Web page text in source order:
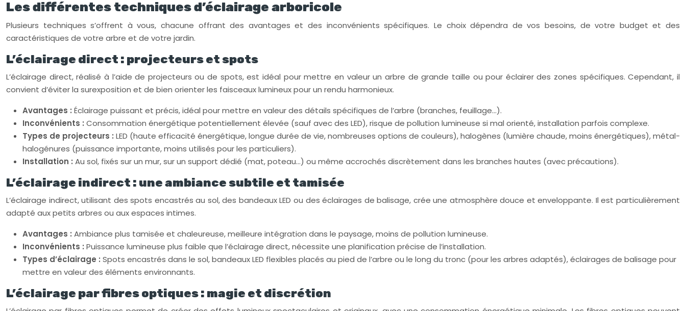
Les différentes techniques d’éclairage arboricole
Plusieurs techniques s’offrent à vous, chacune offrant des avantages et des inconvénients spécifiques. Le choix dépendra de vos besoins, de votre budget et des
caractéristiques de votre arbre et de votre jardin.
L’éclairage direct : projecteurs et spots
L’éclairage direct, réalisé à l’aide de projecteurs ou de spots, est idéal pour mettre en valeur un arbre de grande taille ou pour éclairer des zones spécifiques. Cependant, il
convient d’éviter la surexposition et de bien orienter les faisceaux lumineux pour un rendu harmonieux.
Avantages : Éclairage puissant et précis, idéal pour mettre en valeur des détails spécifiques de l’arbre (branches, feuillage…).
Inconvénients : Consommation énergétique potentiellement élevée (sauf avec des LED), risque de pollution lumineuse si mal orienté, installation parfois complexe.
Types de projecteurs : LED (haute efficacité énergétique, longue durée de vie, nombreuses options de couleurs), halogènes (lumière chaude, moins énergétiques), métal-
halogénures (puissance importante, moins utilisés pour les particuliers).
Installation : Au sol, fixés sur un mur, sur un support dédié (mat, poteau…) ou même accrochés discrètement dans les branches hautes (avec précautions).
L’éclairage indirect : une ambiance subtile et tamisée
L’éclairage indirect, utilisant des spots encastrés au sol, des bandeaux LED ou des éclairages de balisage, crée une atmosphère douce et enveloppante. Il est particulièrement
adapté aux petits arbres ou aux espaces intimes.
Avantages : Ambiance plus tamisée et chaleureuse, meilleure intégration dans le paysage, moins de pollution lumineuse.
Inconvénients : Puissance lumineuse plus faible que l’éclairage direct, nécessite une planification précise de l’installation.
Types d’éclairage : Spots encastrés dans le sol, bandeaux LED flexibles placés au pied de l’arbre ou le long du tronc (pour les arbres adaptés), éclairages de balisage pour
mettre en valeur des éléments environnants.
L’éclairage par fibres optiques : magie et discrétion